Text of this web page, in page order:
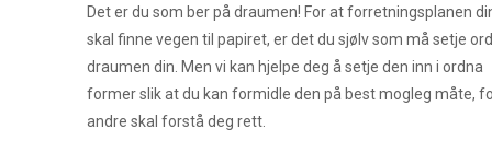
Det er du som ber på draumen! For at forretningsplanen
skal finne vegen til papiret, er det du sjølv som må setje
draumen din. Men vi kan hjelpe deg å setje den inn i ordna
former slik at du kan formidle den på best mogleg måte,
andre skal forstå deg rett.